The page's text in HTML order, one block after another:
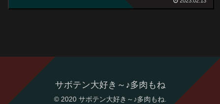
サボテン大好き～♪多肉もね
© 2020 サボテン大好き～♪多肉もね.